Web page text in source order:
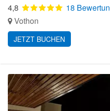
4,8
18
Vothon
JETZT BUCHEN